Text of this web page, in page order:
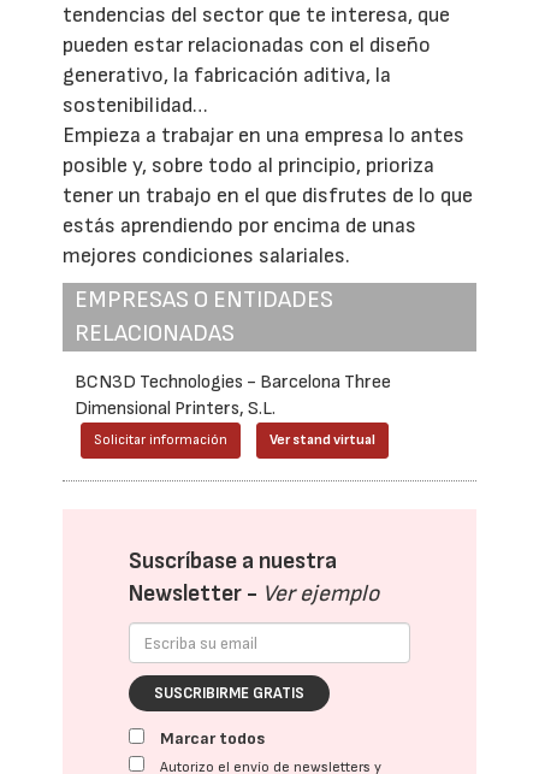
tendencias del sector que te interesa, que
pueden estar relacionadas con el diseño
generativo, la fabricación aditiva, la
sostenibilidad…
Empieza a trabajar en una empresa lo antes
posible y, sobre todo al principio, prioriza
tener un trabajo en el que disfrutes de lo que
estás aprendiendo por encima de unas
mejores condiciones salariales.
EMPRESAS O ENTIDADES
RELACIONADAS
BCN3D Technologies - Barcelona Three
Dimensional Printers, S.L.
Solicitar información Ver stand virtual
Suscríbase a nuestra
Newsletter - Ver ejemplo
SUSCRIBIRME GRATIS
Marcar todos
Autorizo el envío de newsletters y